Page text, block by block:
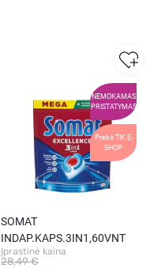
NEMOKAMAS
PRISTATYMAS
Prekė TIK E-
SHOP
SOMAT
INDAP.KAPS.3IN1,60VNT
Įprastinė kaina
28,49 €